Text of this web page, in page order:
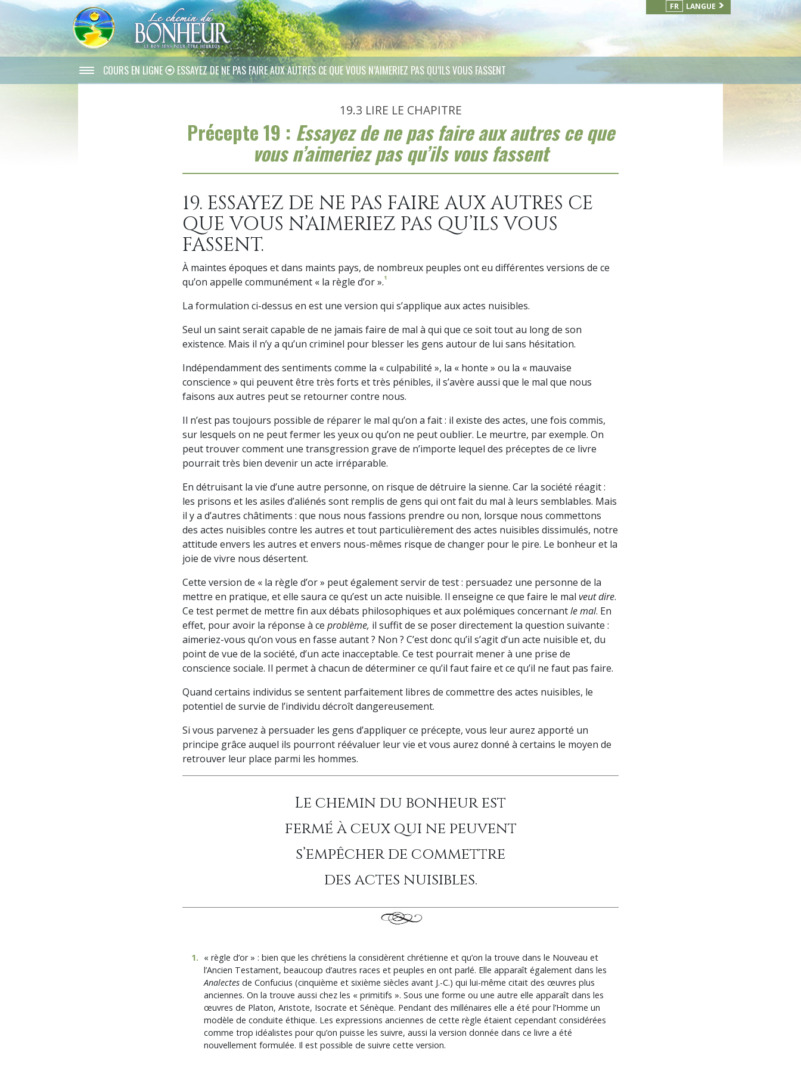
FR LANGUE
COURS EN LIGNE ESSAYEZ DE NE PAS FAIRE AUX AUTRES CE QUE VOUS N’AIMERIEZ PAS QU’ILS VOUS FASSENT
19.3 LIRE LE CHAPITRE
Précepte 19 : Essayez de ne pas faire aux autres ce que
vous n’aimeriez pas qu’ils vous fassent
19. ESSAYEZ DE NE PAS FAIRE AUX AUTRES CE
QUE VOUS N’AIMERIEZ PAS QU’ILS VOUS
FASSENT.
À maintes époques et dans maints pays, de nombreux peuples ont eu différentes versions de ce
qu’on appelle communément « la règle d’or ».1
La formulation ci-dessus en est une version qui s’applique aux actes nuisibles.
Seul un saint serait capable de ne jamais faire de mal à qui que ce soit tout au long de son
existence. Mais il n’y a qu’un criminel pour blesser les gens autour de lui sans hésitation.
Indépendamment des sentiments comme la « culpabilité », la « honte » ou la « mauvaise
conscience » qui peuvent être très forts et très pénibles, il s’avère aussi que le mal que nous
faisons aux autres peut se retourner contre nous.
Il n’est pas toujours possible de réparer le mal qu’on a fait : il existe des actes, une fois commis,
sur lesquels on ne peut fermer les yeux ou qu’on ne peut oublier. Le meurtre, par exemple. On
peut trouver comment une transgression grave de n’importe lequel des préceptes de ce livre
pourrait très bien devenir un acte irréparable.
En détruisant la vie d’une autre personne, on risque de détruire la sienne. Car la société réagit :
les prisons et les asiles d’aliénés sont remplis de gens qui ont fait du mal à leurs semblables. Mais
il y a d’autres châtiments : que nous nous fassions prendre ou non, lorsque nous commettons
des actes nuisibles contre les autres et tout particulièrement des actes nuisibles dissimulés, notre
attitude envers les autres et envers nous-mêmes risque de changer pour le pire. Le bonheur et la
joie de vivre nous désertent.
Cette version de « la règle d’or » peut également servir de test : persuadez une personne de la
mettre en pratique, et elle saura ce qu’est un acte nuisible. Il enseigne ce que faire le mal veut dire.
Ce test permet de mettre fin aux débats philosophiques et aux polémiques concernantle mal. En
effet, pour avoir la réponse à ce problème, il suffit de se poser directement la question suivante :
aimeriez-vous qu’on vous en fasse autant ? Non ? C’est donc qu’il s’agit d’un acte nuisible et, du
point de vue de la société, d’un acte inacceptable. Ce test pourrait mener à une prise de
conscience sociale. Il permet à chacun de déterminer ce qu’il faut faire et ce qu’il ne faut pas faire.
Quand certains individus se sentent parfaitement libres de commettre des actes nuisibles, le
potentiel de survie de l’individu décroît dangereusement.
Si vous parvenez à persuader les gens d’appliquer ce précepte, vous leur aurez apporté un
principe grâce auquel ils pourront réévaluer leur vie et vous aurez donné à certains le moyen de
retrouver leur place parmi les hommes.
Le chemin du bonheur est
fermé à ceux qui ne peuvent
s’empêcher de commettre
des actes nuisibles.
1. « règle d’or » : bien que les chrétiens la considèrent chrétienne et qu’on la trouve dans le Nouveau et
l’Ancien Testament, beaucoup d’autres races et peuples en ont parlé. Elle apparaît également dans les
Analectesde Confucius (cinquième et sixième siècles avant J.-C.) qui lui-même citait des œuvres plus
anciennes. On la trouve aussi chez les « primitifs ». Sous une forme ou une autre elle apparaît dans les
œuvres de Platon, Aristote, Isocrate et Sénèque. Pendant des millénaires elle a été pour l’Homme un
modèle de conduite éthique. Les expressions anciennes de cette règle étaient cependant considérées
comme trop idéalistes pour qu’on puisse les suivre, aussi la version donnée dans ce livre a été
nouvellement formulée. Il est possible de suivre cette version.